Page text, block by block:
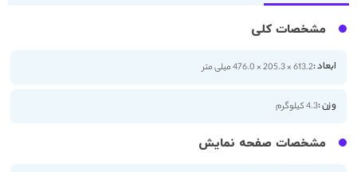
مشخصات کلی
ابعاد :613.2 × 205.3 × 476.0 میلی متر
وزن :4.3 کیلوگرم
مشخصات صفحه نمایش